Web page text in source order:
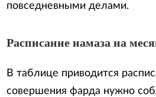
повседневными делами.
Расписание намаза на
В таблице приводится
совершения фарда нужно